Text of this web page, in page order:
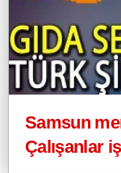
Samsun
Çalışanlar